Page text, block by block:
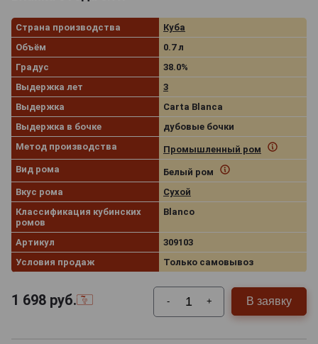
Страна производства
Куба
Объём
0.7 л
Градус
38.0%
Выдержка лет
3
Выдержка
Carta Blanca
Выдержка в бочке
дубовые бочки
Метод производства
Промышленный ром
Вид рома
Белый ром
Вкус рома
Сухой
Классификация кубинских
ромов
Blanco
Артикул
309103
Условия продаж
Только самовывоз
1 698 руб. - + В заявку